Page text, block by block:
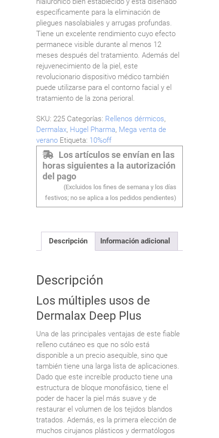
específicamente para la eliminación de
pliegues nasolabiales y arrugas profundas.
Tiene un excelente rendimiento cuyo efecto
permanece visible durante al menos 12
meses después del tratamiento. Además del
rejuvenecimiento de la piel, este
revolucionario dispositivo médico también
puede utilizarse para el contorno facial y el
tratamiento de la zona perioral.
SKU: 225 Categorías: Rellenos dérmicos,
Dermalax, Hugel Pharma, Mega venta de
verano Etiqueta: 10%off
Los artículos se envían en las
horas siguientes a la autorización
del pago
(Excluidos los fines de semana y los días
festivos; no se aplica a los pedidos pendientes)
Descripción Información adicional
Descripción
Los múltiples usos de
Dermalax Deep Plus
Una de las principales ventajas de este fiable
relleno cutáneo es que no sólo está
disponible a un precio asequible, sino que
también tiene una larga lista de aplicaciones.
Dado que este increíble producto tiene una
estructura de bloque monofásico, tiene el
poder de hacer la piel más suave y de
restaurar el volumen de los tejidos blandos
tratados. Además, es la primera elección de
muchos cirujanos plásticos y dermatólogos